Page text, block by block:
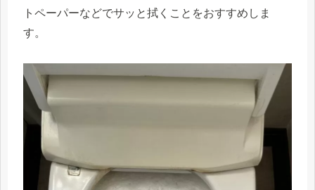
トペーパーなどでサッと拭くことをおすすめしま
す。